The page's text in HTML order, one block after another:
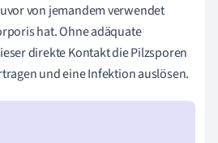
von jemandem verwendet
hat. Ohne adäquate
direkte Kontakt die Pilzsporen
und eine Infektion auslösen.